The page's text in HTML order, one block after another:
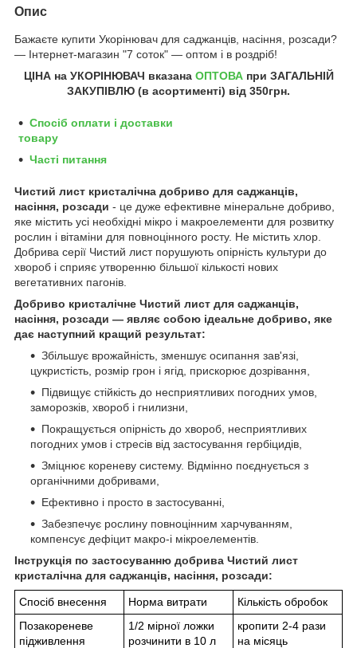
Опис
Бажаєте купити Укорінювач для саджанців, насіння, розсади?
― Інтернет-магазин "7 соток" ― оптом і в роздріб!
ЦІНА на УКОРІНЮВАЧ вказана ОПТОВАпри ЗАГАЛЬНІЙ
ЗАКУПІВЛЮ (в асортименті) від 350грн.
Спосіб оплати і доставки
товару
Часті питання
Чистий лист кристалічна добриво для саджанців,
насіння, розсади - це дуже ефективне мінеральне добриво,
яке містить усі необхідні мікро і макроелементи для розвитку
рослин і вітаміни для повноцінного росту. Не містить хлор.
Добрива серії Чистий лист порушують опірність культури до
хвороб і сприяє утворенню більшої кількості нових
вегетативних пагонів.
Добриво кристалічне Чистий лист для саджанців,
насіння, розсади — являє собою ідеальне добриво, яке
дає наступний кращий результат:
Збільшує врожайність, зменшує осипання зав'язі,
цукристість, розмір грон і ягід, прискорює дозрівання,
Підвищує стійкість до несприятливих погодних умов,
заморозків, хвороб і гнилизни,
Покращується опірність до хвороб, несприятливих
погодних умов і стресів від застосування гербіцидів,
Зміцнює кореневу систему. Відмінно поєднується з
органічними добривами,
Ефективно і просто в застосуванні,
Забезпечує рослину повноцінним харчуванням,
компенсує дефіцит макро-і мікроелементів.
Інструкція по застосуванню добрива Чистий лист
кристалічна для саджанців, насіння, розсади:
Спосіб внесення Норма витрати
Кількість обробок
Позакореневе
підживлення
1/2 мірної ложки
розчинити в 10 л
кропити 2-4 рази
на місяць